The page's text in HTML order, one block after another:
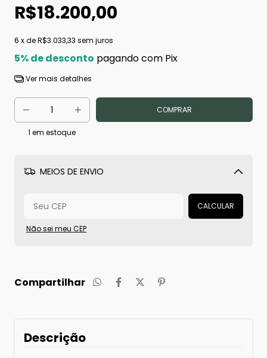
R$18.200,00
6 x deR$3.033,33 sem juros
5% de desconto pagando com Pix
Ver mais detalhes
1 em estoque
MEIOS DE ENVIO
Alterar CEP
CALCULAR
Não sei meu CEP
Compartilhar
Descrição